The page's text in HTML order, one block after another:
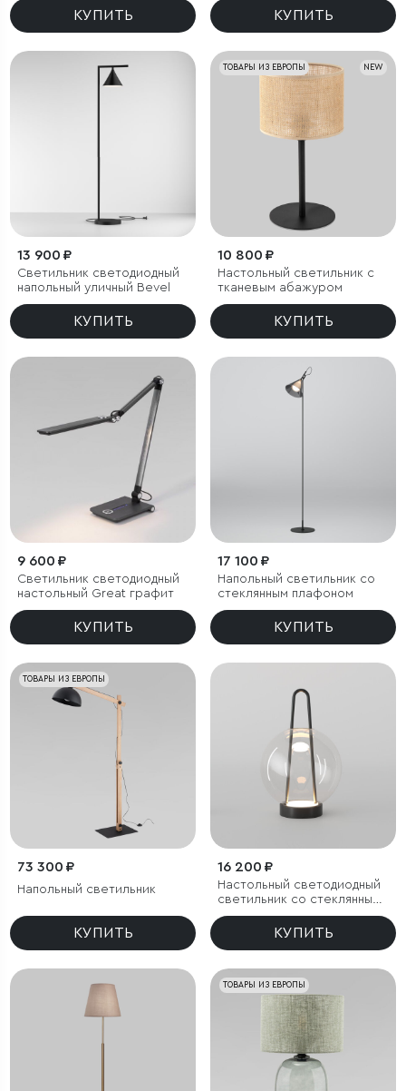
КУПИТЬ КУПИТЬ
13 900 ₽
Светильник светодиодный
напольный уличный Bevel
КУПИТЬ
NEW
ТОВАРЫ ИЗ ЕВРОПЫ
10 800 ₽
Настольный светильник с
тканевым абажуром
КУПИТЬ
9 600 ₽
Светильник светодиодный
настольный Great графит
КУПИТЬ
17 100 ₽
Напольный светильник со
стеклянным плафоном
КУПИТЬ
ТОВАРЫ ИЗ ЕВРОПЫ
73 300 ₽
Напольный светильник
КУПИТЬ
16 200 ₽
Настольный светодиодный
светильник со стеклянным
плафоном
КУПИТЬ
ТОВАРЫ ИЗ ЕВРОПЫ